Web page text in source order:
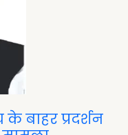
बाहर प्रदर्शन